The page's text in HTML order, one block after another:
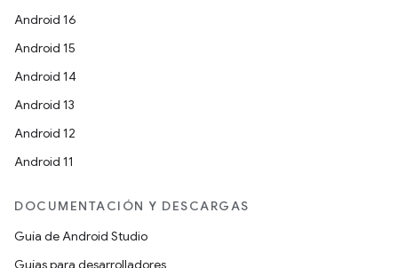
Android 16
Android 15
Android 14
Android 13
Android 12
Android 11
DOCUMENTACIÓN Y DESCARGAS
Guía de Android Studio
Guías para desarrolladores